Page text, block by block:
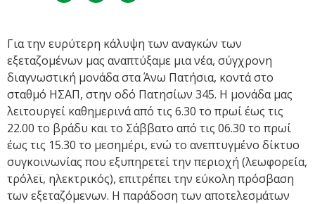
Για την ευρύτερη κάλυψη των αναγκών των
εξεταζομένων μας αναπτύξαμε μια νέα, σύγχρονη
διαγνωστική μονάδα στα Άνω Πατήσια, κοντά στο
σταθμό ΗΣΑΠ, στην οδό Πατησίων 345. Η μονάδα μας
λειτουργεί καθημερινά από τις 6.30 το πρωί έως τις
22.00 το βράδυ και το Σάββατο από τις 06.30 το πρωί
έως τις 15.30 το μεσημέρι, ενώ το ανεπτυγμένο δίκτυο
συγκοινωνίας που εξυπηρετεί την περιοχή (λεωφορεία,
τρόλεϊ, ηλεκτρικός), επιτρέπει την εύκολη πρόσβαση
των εξεταζόμενων. Η παράδοση των αποτελεσμάτων